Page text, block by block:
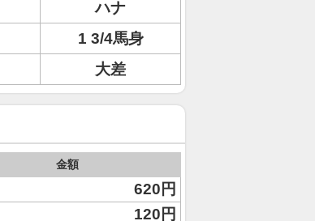
ハナ
1 3/4馬身
大差
金額
620円
120円